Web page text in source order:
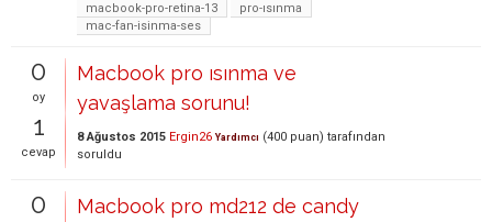
macbook-pro-retina-13
pro-ısınma
mac-fan-isinma-ses
0
oy
1
cevap
Macbook pro ısınma ve
yavaşlama sorunu!
8 Ağustos 2015 Ergin26 Yardımcı (400 puan) tarafından
soruldu
0
Macbook pro md212 de candy